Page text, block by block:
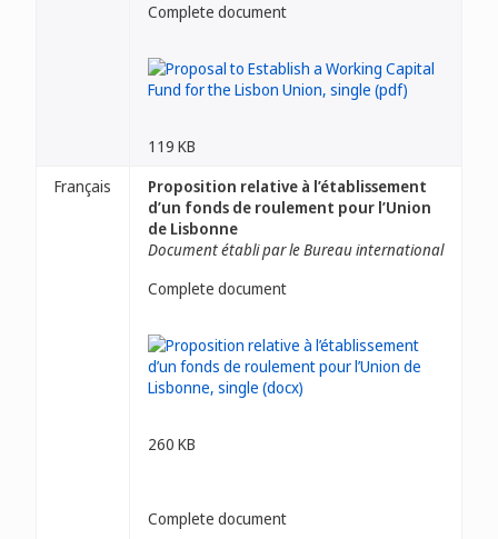
Complete document
119 KB
Français
Proposition relative à l’établissement
d’un fonds de roulement pour l’Union
de Lisbonne
Document établi par le Bureau international
Complete document
260 KB
Complete document